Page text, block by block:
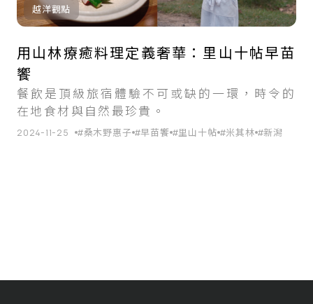
越洋觀點
用山林療癒料理定義奢華：里山十帖早苗
饗
餐飲是頂級旅宿體驗不可或缺的一環，時令的
在地食材與自然最珍貴。
2024-11-25 #桑木野惠子 #早苗饗 #里山十帖 #米其林 #新潟